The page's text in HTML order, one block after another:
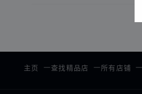
主页 查找精品店 所有店铺